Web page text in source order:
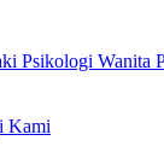
Psikologi Wanita
Kami